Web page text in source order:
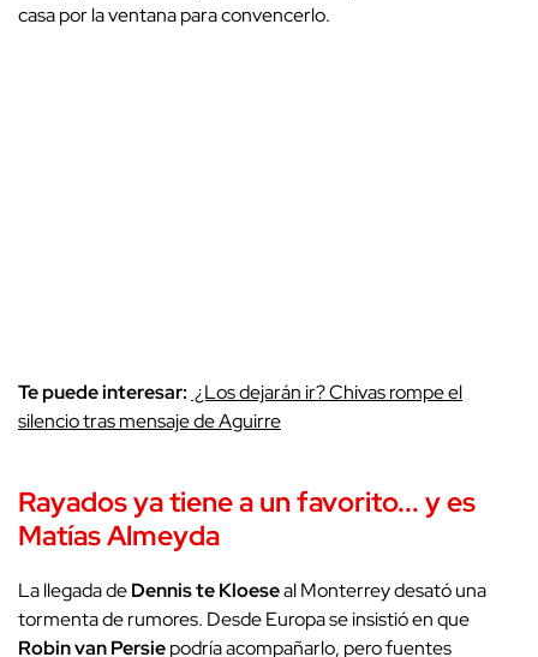
casa por la ventana para convencerlo.
Te puede interesar: ¿Los dejarán ir? Chivas rompe el
silencio tras mensaje de Aguirre
Rayados ya tiene a un favorito... y es
Matías Almeyda
La llegada deDennis te Kloeseal Monterrey desató una
tormenta de rumores. Desde Europa se insistió en que
Robin van Persiepodría acompañarlo, pero fuentes